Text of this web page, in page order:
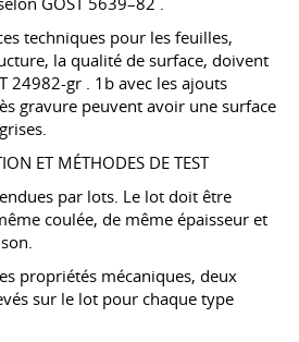
techniques pour les feuilles,
la qualité de surface, doivent
24982-gr . 1b avec les ajouts
gravure peuvent avoir une surface
ET MÉTHODES DE TEST
par lots. Le lot doit être
coulée, de même épaisseur et
propriétés mécaniques, deux
sur le lot pour chaque type